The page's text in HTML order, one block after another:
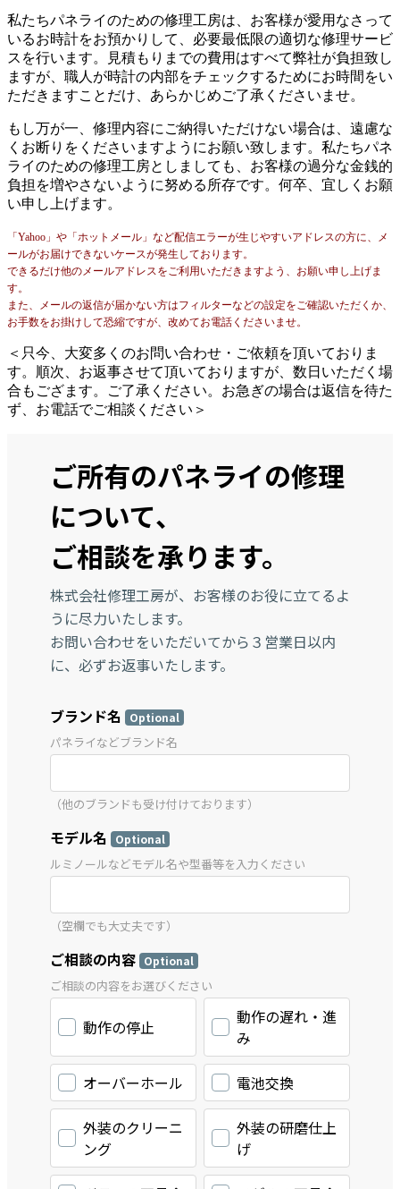
私たちパネライのための修理工房は、お客様が愛用なさって
いるお時計をお預かりして、必要最低限の適切な修理サービ
スを行います。見積もりまでの費用はすべて弊社が負担致し
ますが、職人が時計の内部をチェックするためにお時間をい
ただきますことだけ、あらかじめご了承くださいませ。
もし万が一、修理内容にご納得いただけない場合は、遠慮な
くお断りをくださいますようにお願い致します。私たちパネ
ライのための修理工房としましても、お客様の過分な金銭的
負担を増やさないように努める所存です。何卒、宜しくお願
い申し上げます。
「Yahoo」や「ホットメール」など配信エラーが生じやすいアドレスの方に、メ
ールがお届けできないケースが発生しております。
できるだけ他のメールアドレスをご利用いただきますよう、お願い申し上げま
す。
また、メールの返信が届かない方はフィルターなどの設定をご確認いただくか、
お手数をお掛けして恐縮ですが、改めてお電話くださいませ。
＜只今、大変多くのお問い合わせ・ご依頼を頂いておりま
す。順次、お返事させて頂いておりますが、数日いただく場
合もござます。ご了承ください。お急ぎの場合は返信を待た
ず、お電話でご相談ください＞